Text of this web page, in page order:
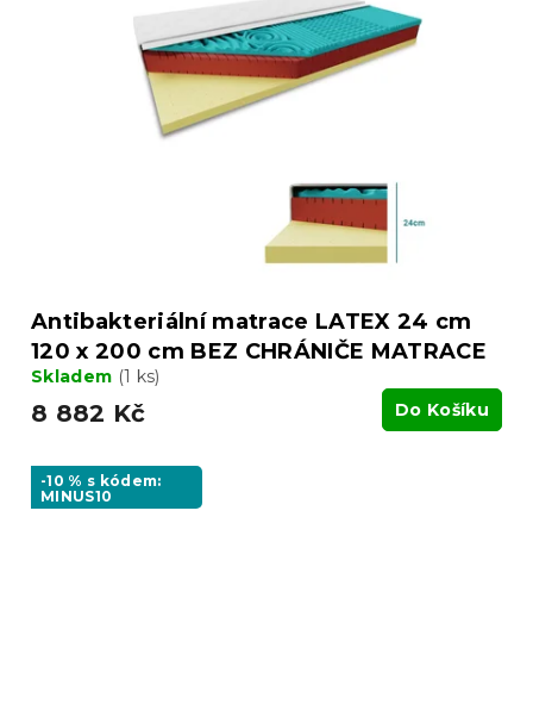
Antibakteriální matrace LATEX 24 cm
120 x 200 cm BEZ CHRÁNIČE MATRACE
Skladem (1 ks)
8 882 Kč Do Košíku
-10 % s kódem:
MINUS10